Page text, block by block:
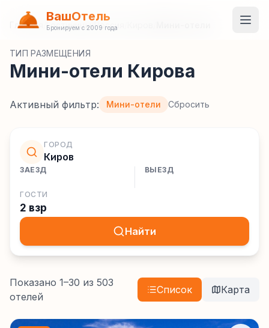
ВашОтель
Бронируем с 2009 года
Главная Гостиницы/Россия
ТИП РАЗМЕЩЕНИЯ
Мини-отели Кирова
Активный фильтр: Мини-отели Сбросить
ГОРОД
Киров
ЗАЕЗД ВЫЕЗД
ГОСТИ
2 взр
Найти
Показано 1–30 из 503
отелей
Список Карта